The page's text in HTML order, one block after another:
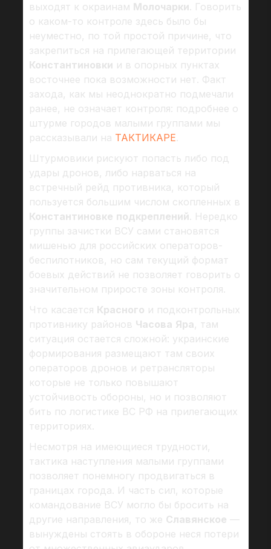
выходят к окраинам Молочарки. Говорить
о каком-то контроле здесь было бы
неуместно, по той простой причине, что
закрепиться на прилегающей территории
Константиновки и в опорных пунктах
восточнее пока возможности нет. Факт
захода, как мы неоднократно подмечали
ранее, не означает контроля: подробнее о
штурме городов малыми группами мы
рассказывали на ТАКТИКАРЕ.
Штурмовики рискуют попасть либо под
удары дронов, либо нарваться на
встречный рейд противника, который
пользуется большим числом скопленных в
Константиновке подкреплений. Нередко
группы зачистки ВСУ сами становятся
мишенью для российских операторов-
беспилотников, но сам текущий формат
боевых действий не позволяет говорить о
значительном приросте зоны контроля.
Что касается Красного и подконтрольных
противнику районов Часова Яра, там
ситуация остается сложной: украинские
формирования размещают там своих
операторов дронов и ретрансляторы
которые не только повышают
устойчивость обороны, но и позволяют
бить по логистике ВС РФ на прилегающих
территориях.
Несмотря на имеющиеся трудности,
тактика наступления малыми группами
позволяет понемногу продвигаться в
границах города. И часть сил, которые
командование ВСУ могло бы бросить на
другие направления, то же Славянское —
вынуждены стоять в обороне неся потери